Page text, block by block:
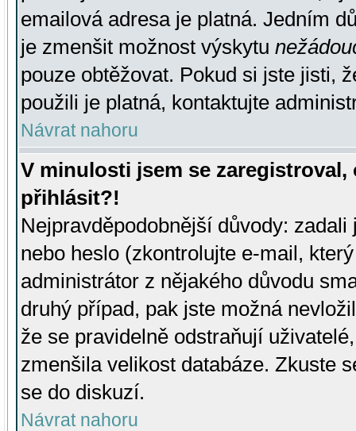
emailová adresa je platná. Jedním
je zmenšit možnost výskytu
pouze obtěžovat. Pokud si jste jisti,
použili je platná, kontaktujte
Návrat nahoru
V minulosti jsem se
přihlásit?!
Nejpravděpodobnější důvody:
nebo heslo (zkontrolujte e-mail,
administrátor z nějakého důvodu
druhý případ, pak jste možná
že se pravidelně odstraňují
zmenšila velikost databáze. Zkuste
se do diskuzí.
Návrat nahoru